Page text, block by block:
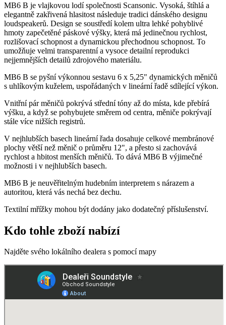
MB6 B je vlajkovou lodí společnosti Scansonic. Vysoká, štíhlá a
elegantně zakřivená hlasitost následuje tradici dánského designu
loudspeakerů. Design se soustředí kolem ultra lehké pohyblivé
hmoty zapečetěné páskové výšky, která má jedinečnou rychlost,
rozlišovací schopnost a dynamickou přechodnou schopnost. To
umožňuje velmi transparentní a vysoce detailní reprodukci
nejjemnějších detailů zdrojového materiálu.
MB6 B se pyšní výkonnou sestavu 6 x 5,25" dynamických měničů
s uhlíkovým kuželem, uspořádaných v lineární řadě sdílející výkon.
Vnitřní pár měničů pokrývá střední tóny až do místa, kde přebírá
výšku, a když se pohybujete směrem od centra, měniče pokrývají
stále více nižších registrů.
V nejhlubších basech lineární řada dosahuje celkové membránové
plochy větší než měnič o průměru 12", a přesto si zachovává
rychlost a hbitost menších měničů. To dává MB6 B výjimečné
možnosti i v nejhlubších basech.
MB6 B je neuvěřitelným hudebním interpretem s nárazem a
autoritou, která vás nechá bez dechu.
Textilní mřížky mohou být dodány jako dodatečný příslušenství.
Kdo tohle zboží nabízí
Najděte svého lokálního dealera s pomocí mapy